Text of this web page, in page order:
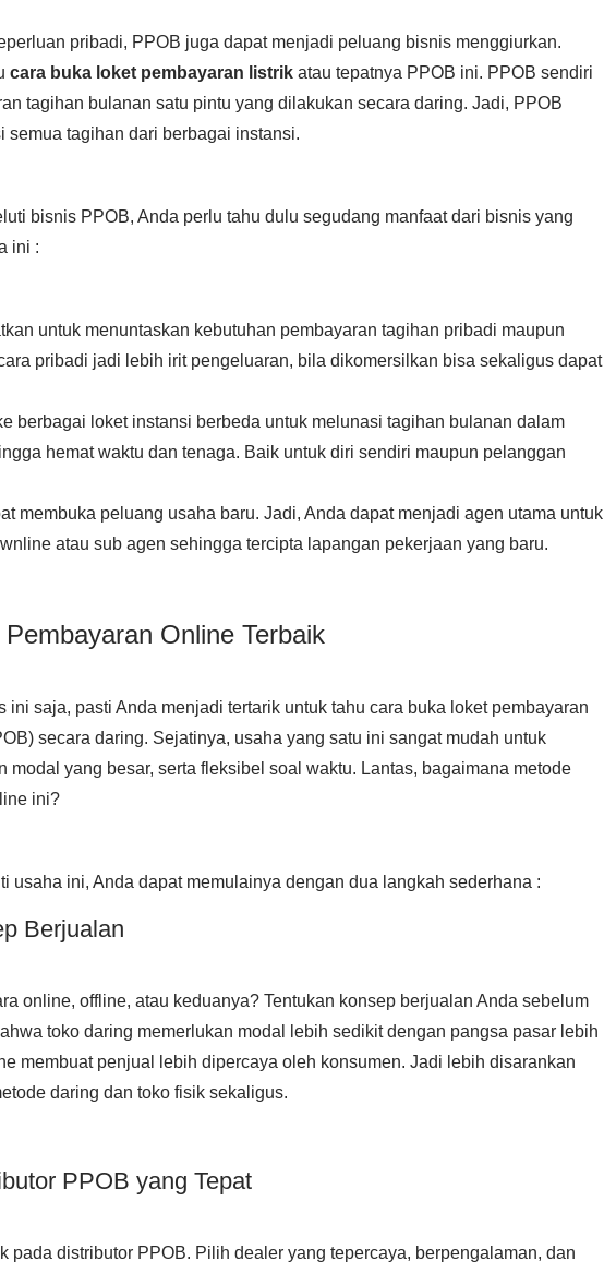
pribadi, PPOB juga dapat menjadi peluang bisnis menggiurkan.
cara buka loket pembayaran listrik atau tepatnya PPOB ini. PPOB sendiri
tagihan bulanan satu pintu yang dilakukan secara daring. Jadi, PPOB
semua tagihan dari berbagai instansi.
bisnis PPOB, Anda perlu tahu dulu segudang manfaat dari bisnis yang
ini :
untuk menuntaskan kebutuhan pembayaran tagihan pribadi maupun
pribadi jadi lebih irit pengeluaran, bila dikomersilkan bisa sekaligus dapat
berbagai loket instansi berbeda untuk melunasi tagihan bulanan dalam
hemat waktu dan tenaga. Baik untuk diri sendiri maupun pelanggan
membuka peluang usaha baru. Jadi, Anda dapat menjadi agen utama untuk
atau sub agen sehingga tercipta lapangan pekerjaan yang baru.
Online Terbaik
ini saja, pasti Anda menjadi tertarik untuk tahu cara buka loket pembayaran
secara daring. Sejatinya, usaha yang satu ini sangat mudah untuk
modal yang besar, serta fleksibel soal waktu. Lantas, bagaimana metode
ini?
usaha ini, Anda dapat memulainya dengan dua langkah sederhana :
Berjualan
online, offline, atau keduanya? Tentukan konsep berjualan Anda sebelum
toko daring memerlukan modal lebih sedikit dengan pangsa pasar lebih
membuat penjual lebih dipercaya oleh konsumen. Jadi lebih disarankan
daring dan toko fisik sekaligus.
PPOB yang Tepat
pada distributor PPOB. Pilih dealer yang tepercaya, berpengalaman, dan